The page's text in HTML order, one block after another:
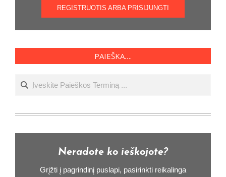
REGISTRUOTIS ARBA PRISIJUNGTI
PAIEŠKA….
Ieškoti
Neradote ko ieškojote?
Grįžti į pagrindinį puslapi, pasirinkti reikalinga